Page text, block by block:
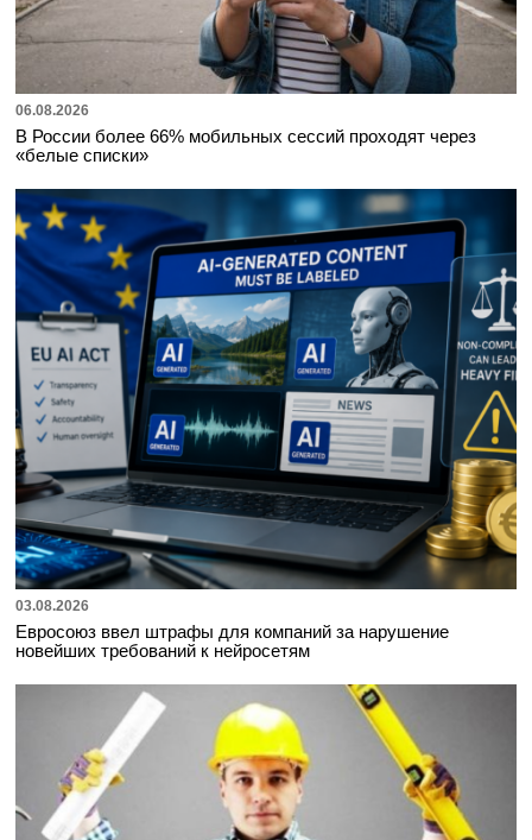
06.08.2026
В России более 66% мобильных сессий проходят через
«белые списки»
03.08.2026
Евросоюз ввел штрафы для компаний за нарушение
новейших требований к нейросетям